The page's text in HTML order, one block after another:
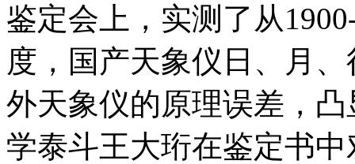
鉴定会上，实测了从
度，国产天象仪日、月
外天象仪的原理误差，
学泰斗王大珩在鉴定书